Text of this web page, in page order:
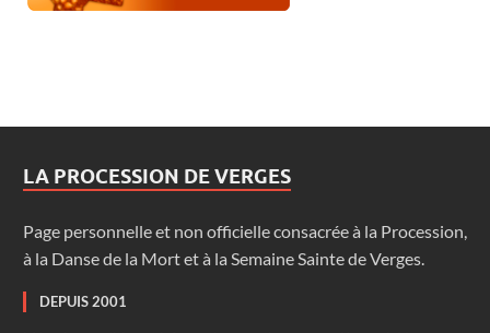
LA PROCESSION DE VERGES
Page personnelle et non officielle consacrée à la Procession,
à la Danse de la Mort et à la Semaine Sainte de Verges.
DEPUIS 2001